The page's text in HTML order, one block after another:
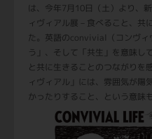
は、今年7月10日（土）より、
ィヴィアル展－食べること、共
た。英語のconvivial（コンヴィ
う」、そして「共生」を意味し
と共に生きることのつながりを
ィヴィアル」には、雰囲気が陽
かったりすること、という意味